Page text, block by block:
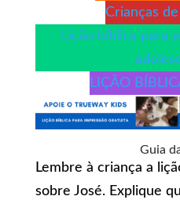
Crianças
Lição bíblica para
LIÇÃO
Guia
Lembre à criança a
sobre José. Explique